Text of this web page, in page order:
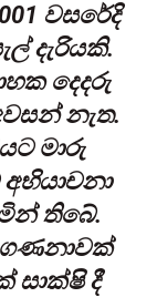
වසරේදි
දැරියකි.
දෙදරු
නැත.
මාරු
තිබේ.
ගණනාවක්
සාක්ෂි දී